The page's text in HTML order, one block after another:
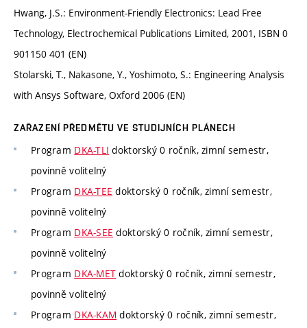
Hwang, J.S.: Environment-Friendly Electronics: Lead Free
Technology, Electrochemical Publications Limited, 2001, ISBN 0
901150 401 (EN)
Stolarski, T., Nakasone, Y., Yoshimoto, S.: Engineering Analysis
with Ansys Software, Oxford 2006 (EN)
ZAŘAZENÍ PŘEDMĚTU VE STUDIJNÍCH PLÁNECH
Program DKA-TLI doktorský 0 ročník, zimní semestr,
povinně volitelný
Program DKA-TEE doktorský 0 ročník, zimní semestr,
povinně volitelný
Program DKA-SEE doktorský 0 ročník, zimní semestr,
povinně volitelný
Program DKA-MET doktorský 0 ročník, zimní semestr,
povinně volitelný
Program DKA-KAM doktorský 0 ročník, zimní semestr,